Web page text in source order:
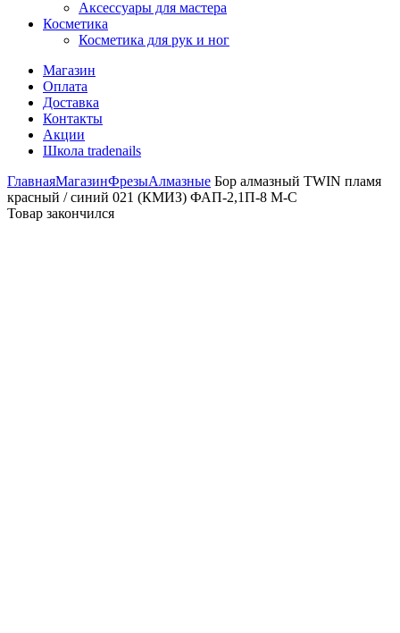
Аксессуары для мастера
Косметика
Косметика для рук и ног
Магазин
Оплата
Доставка
Контакты
Акции
Школа tradenails
ГлавнаяМагазинФрезыАлмазные Бор алмазный TWIN пламя
красный / синий 021 (КМИЗ) ФАП-2,1П-8 М-С
Товар закончился